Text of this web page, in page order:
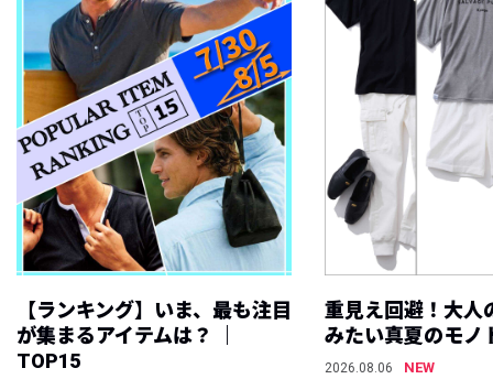
【ランキング】いま、最も注目
が集まるアイテムは？ ｜
TOP15
重見え回避！大人
みたい真夏のモノ
2026.08.06
NEW